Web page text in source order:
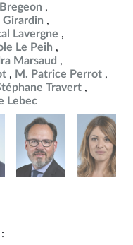
Girardin
Lavergne
Le Peih
Marsaud
M. Patrice Perrot
Travert
Lebec